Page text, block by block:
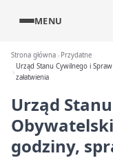
MENU
Strona główna
Przydatne
Urząd Stanu Cywilnego i
załatwienia
Urząd
godziny,